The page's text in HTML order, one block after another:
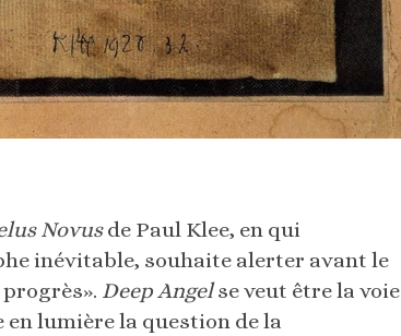
Novusde Paul Klee, en qui
inévitable, souhaite alerter avant le
Deep Angelse veut être la voie
lumière la question de la